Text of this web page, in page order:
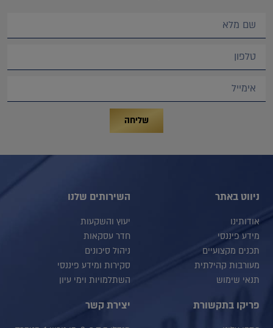
שליחה
ניווט באתר
אודותינו
מידע פיננסי
תכנים מקצועיים
מעורבות קהילתית
תנאי שימוש
השירותים שלנו
יעוץ והשקעות
חדר עסקאות
ניהול סיכונים
סקירות ומידע פיננסי
השתלמויות וימי עיון
פריקו בתקשורת יצירת קשר